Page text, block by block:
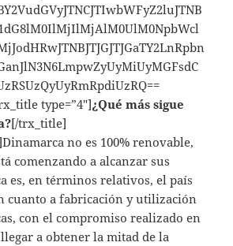
type=”4″]¿Qué más sigue
[/trx_title]
no es 100% renovable,
comenzando a alcanzar sus
es, en términos relativos, el país
cuanto a fabricación y utilización
con el compromiso realizado en
a obtener la mitad de la